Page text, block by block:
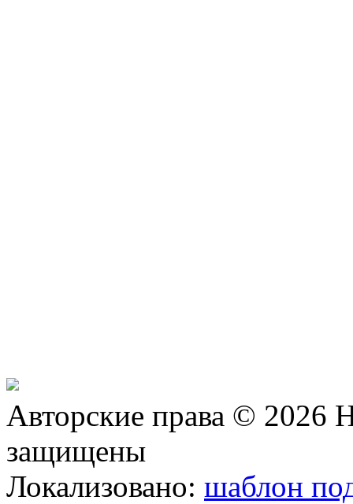
Авторские права © 2026
защищены
Локализовано: шаблон